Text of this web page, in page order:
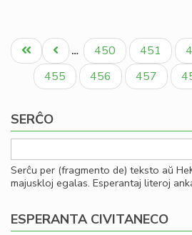
Pagination
Unua
paĝo
Antaŭa
paĝo
… Paĝo
450 Paĝo
451
Paĝo
455 Paĝo
456 Paĝo
457
SERĈO
Serĉu per (fragmento de) teksto aŭ
majuskloj egalas. Esperantaj literoj
ESPERANTA CIVITANECO